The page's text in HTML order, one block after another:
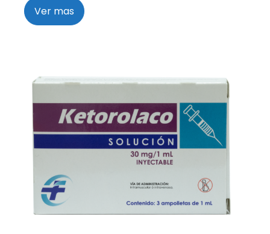
Ver mas